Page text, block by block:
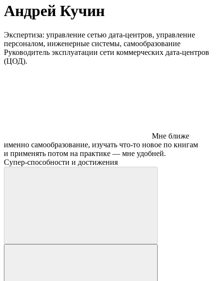
Андрей Кучин
Экспертиза: управление сетью дата-центров, управление
персоналом, инженерные системы, самообразование
Руководитель эксплуатации сети коммерческих дата-центров
(ЦОД).
Мне ближе
именно самообразование, изучать что-то новое по книгам
и применять потом на практике — мне удобней.
Супер-способности и достижения